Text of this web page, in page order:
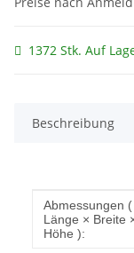
1372 Stk. Auf
Beschreibung
Wert
Abmessungen (
Länge × Breite
Höhe ):